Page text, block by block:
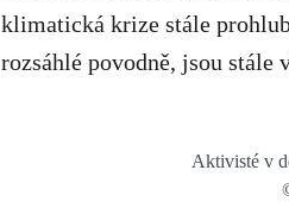
klimatická krize stále
rozsáhlé povodně, jsou stále
Aktivisté v